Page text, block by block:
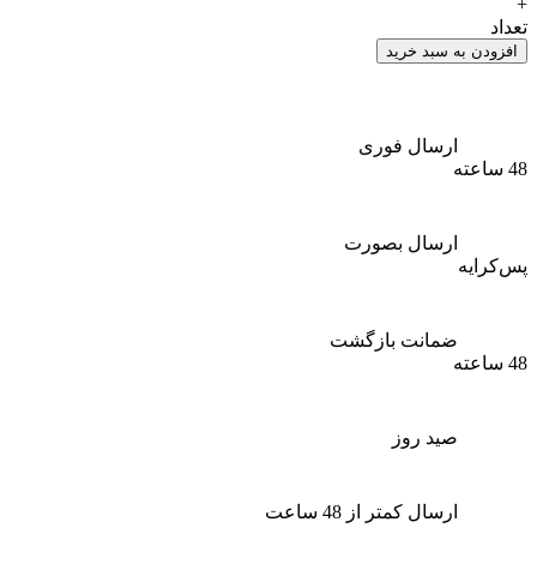
تعداد
افزودن به سبد خرید
ارسال فوری
48 ساعته
ارسال بصورت
پس‌کرایه
ضمانت بازگشت
48 ساعته
صید روز
ارسال کمتر از 48 ساعت